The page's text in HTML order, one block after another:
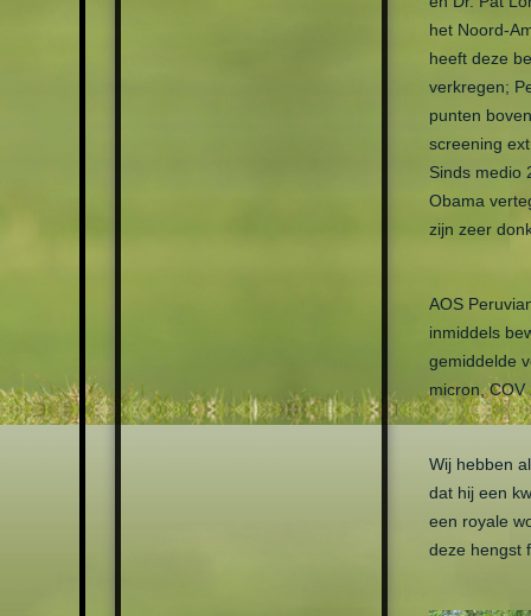
het Noord-
heeft deze
verkregen;
punten
screening
Sinds medio
Obama
zijn zeer
AOS
inmiddels
gemiddelde
micron,
Wij hebben
dat hij een
een royale
deze hengst